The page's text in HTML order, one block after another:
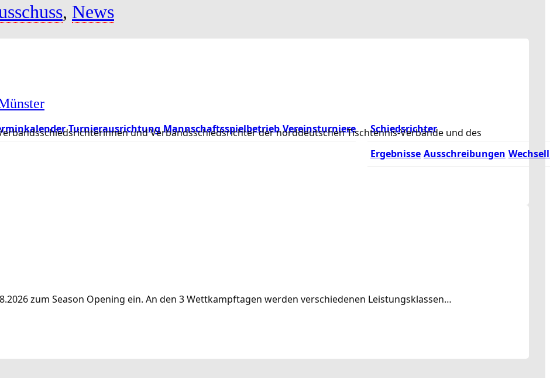
Turnierausrichtung Mannschaftsspielbetrieb Vereinsturniere
Schiedsrichter
Ergebnisse Ausschreibungen
, News
und Verbandsschiedsrichter der norddeutschen Tischtennis-Verbände und des
zum Season Opening ein. An den 3 Wettkampftagen werden verschiedenen Leistungsklassen…